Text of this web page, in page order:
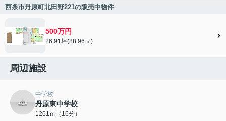
西条市丹原町北田野221の販売中物件
500万円
26.91坪(88.96㎡)
周辺施設
中学校
丹原東中学校
1261ｍ（16分）